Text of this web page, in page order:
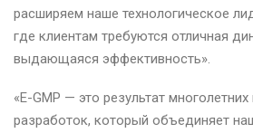
расширяем наше технологическое
где клиентам требуются отличная
выдающаяся эффективность».
«E-GMP — это результат
разработок, который объединяет